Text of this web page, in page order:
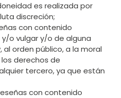
es realizada por
discreción;
con contenido
o vulgar y/o de alguna
orden público, a la moral
derechos de
tercero, ya que están
con contenido